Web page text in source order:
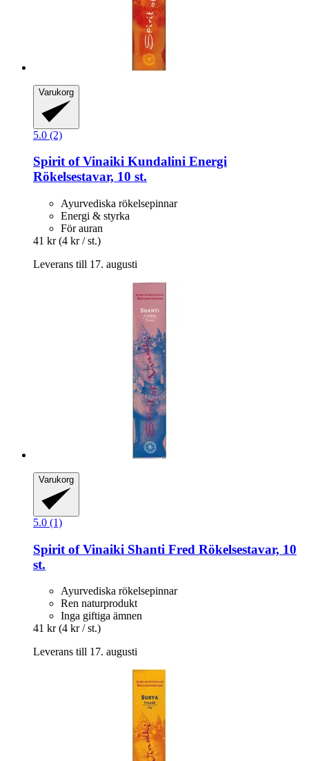
Varukorg
5.0 (2)
Spirit of Vinaiki Kundalini Energi
Rökelsestavar, 10 st.
Ayurvediska rökelsepinnar
Energi & styrka
För auran
41 kr (4 kr / st.)
Leverans till 17. augusti
Varukorg
5.0 (1)
Spirit of Vinaiki Shanti Fred Rökelsestavar, 10
st.
Ayurvediska rökelsepinnar
Ren naturprodukt
Inga giftiga ämnen
41 kr (4 kr / st.)
Leverans till 17. augusti